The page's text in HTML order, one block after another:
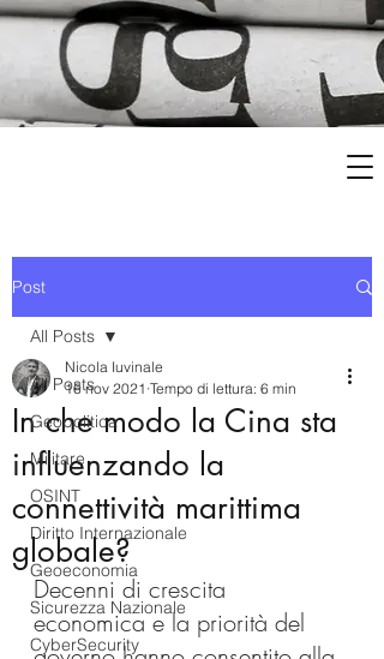
Post
All Posts
Geopolitica
Militare
OSINT
Diritto Internazionale
Geoeconomia
Sicurezza Nazionale
CyberSecurity
All Posts
In che modo la Cina sta
influenzando la
connettività marittima
globale?
Nicola Iuvinale
16 nov 2021 Tempo di lettura: 6 min
Decenni di crescita
economica e la priorità del